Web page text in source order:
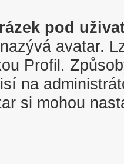
pod
avatar.
Profil.
na
si mohou